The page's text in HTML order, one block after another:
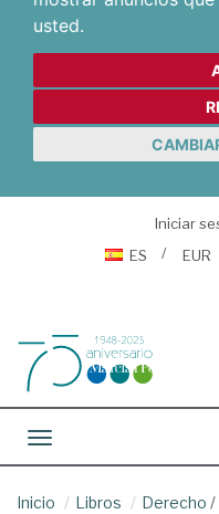
usted.
Iniciar
ES
EUR
Toggle navigation
Inicio Libros Derecho /